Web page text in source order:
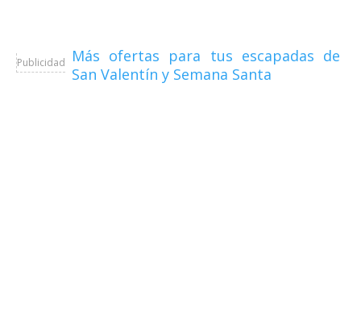
Publicidad
Más ofertas para tus escapadas de
San Valentín y Semana Santa